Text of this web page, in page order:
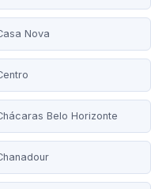
Nova
Belo Horizonte